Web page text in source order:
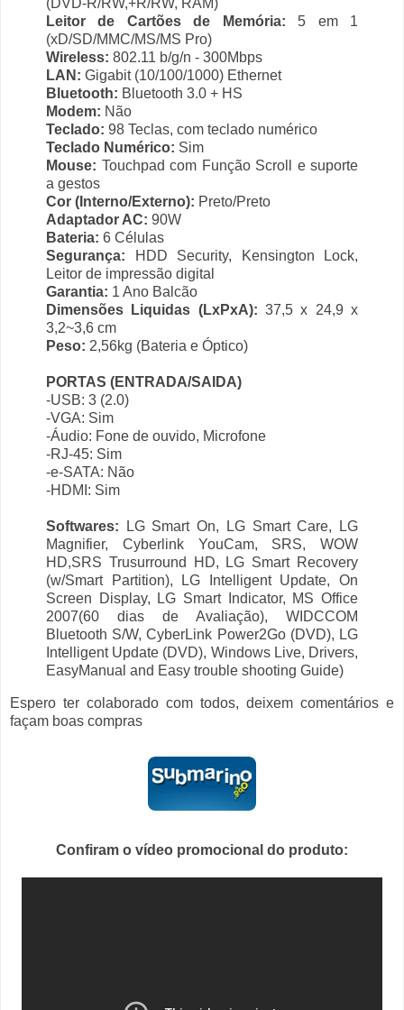
(DVD-R/RW,+R/RW, RAM)
Leitor de Cartões de Memória: 5 em 1
(xD/SD/MMC/MS/MS Pro)
Wireless: 802.11 b/g/n - 300Mbps
LAN: Gigabit (10/100/1000) Ethernet
Bluetooth: Bluetooth 3.0 + HS
Modem: Não
Teclado: 98 Teclas, com teclado numérico
Teclado Numérico: Sim
Mouse: Touchpad com Função Scroll e suporte
a gestos
Cor (Interno/Externo): Preto/Preto
Adaptador AC: 90W
Bateria: 6 Células
Segurança: HDD Security, Kensington Lock,
Leitor de impressão digital
Garantia: 1 Ano Balcão
Dimensões Liquidas (LxPxA): 37,5 x 24,9 x
3,2~3,6 cm
Peso: 2,56kg (Bateria e Óptico)
PORTAS (ENTRADA/SAIDA)
-USB: 3 (2.0)
-VGA: Sim
-Áudio: Fone de ouvido, Microfone
-RJ-45: Sim
-e-SATA: Não
-HDMI: Sim
Softwares: LG Smart On, LG Smart Care, LG
Magnifier, Cyberlink YouCam, SRS, WOW
HD,SRS Trusurround HD, LG Smart Recovery
(w/Smart Partition), LG Intelligent Update, On
Screen Display, LG Smart Indicator, MS Office
2007(60 dias de Avaliação), WIDCCOM
Bluetooth S/W, CyberLink Power2Go (DVD), LG
Intelligent Update (DVD), Windows Live, Drivers,
EasyManual and Easy trouble shooting Guide)
Espero ter colaborado com todos, deixem comentários e
façam boas compras
Confiram o vídeo promocional do produto: